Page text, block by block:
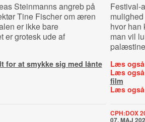
Steinmanns angreb på
Tine Fischer om æren
er ikke bare
er grotesk ude af
for at smykke sig med lånte
Festival-
hvor han
man vil
Læs
Læs
film
Læs
CPH:DOX
07. MAJ